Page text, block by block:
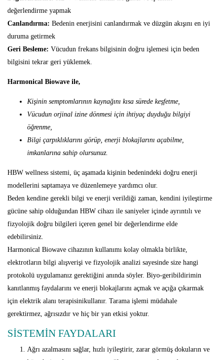
değerlendirme yapmak
Canlandırma: Bedenin enerjisini canlandırmak ve düzgün akışını en iyi
duruma getirmek
Geri Besleme: Vücudun frekans bilgisinin doğru işlemesi için beden
bilgisini tekrar geri yüklemek.
Harmonical Biowave ile,
Kişinin semptomlarının kaynağını kısa sürede keşfetme,
Vücudun orjinal izine dönmesi için ihtiyaç duyduğu bilgiyi
öğrenme,
Bilgi çarpıklıklarını görüp, enerji blokajlarını açabilme,
imkanlarına sahip olursunuz.
HBW wellness sistemi, üç aşamada kişinin bedenindeki doğru enerji
modellerini saptamaya ve düzenlemeye yardımcı olur.
Beden kendine gerekli bilgi ve enerji verildiği zaman, kendini iyileştirme
gücüne sahip olduğundan HBW cihazı ile saniyeler içinde ayrıntılı ve
fizyolojik doğru bilgileri içeren genel bir değerlendirme elde
edebilirsiniz.
Harmonical Biowave cihazının kullanımı kolay olmakla birlikte,
elektrotların bilgi alışverişi ve fizyolojik analizi sayesinde size hangi
protokolü uygulamanız gerektiğini anında söyler. Biyo-geribildirimin
kanıtlanmış faydalarını ve enerji blokajlarını açmak ve açığa çıkarmak
için elektrik alanı terapisinikullanır. Tarama işlemi müdahale
gerektirmez, ağrısızdır ve hiç bir yan etkisi yoktur.
SİSTEMİN FAYDALARI
Ağrı azalmasını sağlar, hızlı iyileştirir, zarar görmüş dokuların ve